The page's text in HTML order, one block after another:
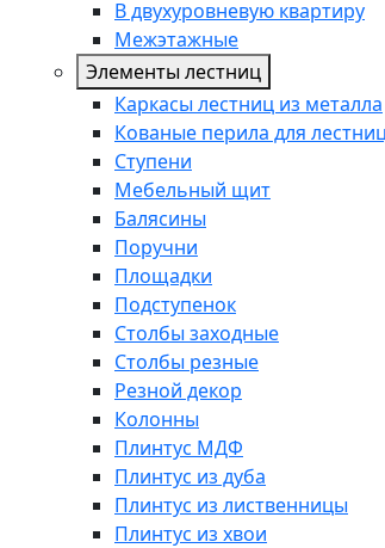
В двухуровневую квартиру
Межэтажные
Элементы лестниц
Каркасы лестниц из металла
Кованые перила для
Ступени
Мебельный щит
Балясины
Поручни
Площадки
Подступенок
Столбы заходные
Столбы резные
Резной декор
Колонны
Плинтус МДФ
Плинтус из дуба
Плинтус из лиственницы
Плинтус из хвои